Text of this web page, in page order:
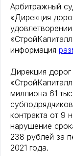
Арбитражный
«Дирекция
информация
Дирекция
миллиона 61
контракта от 9
нарушение
238 рублей за
2021 года.